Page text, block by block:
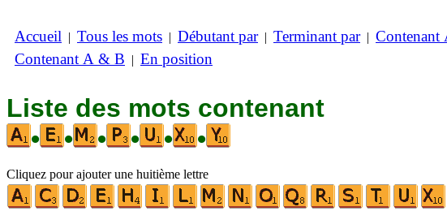
Accueil | Tous les mots | Débutant par| Terminant par| Contenant
Contenant A & B | En position
Liste des mots contenant
•
• • • • •
Cliquez pour ajouter une huitième lettre